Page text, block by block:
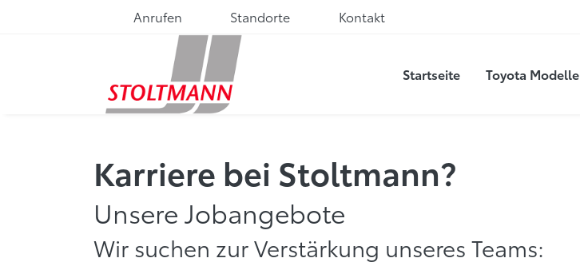
Anrufen Standorte Kontakt
Startseite Toyota Modelle
Karriere bei Stoltmann?
Unsere Jobangebote
Wir suchen zur Verstärkung unseres Teams: